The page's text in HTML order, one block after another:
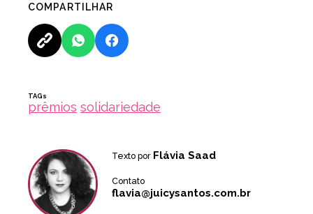
COMPARTILHAR
TAGs
prêmios solidariedade
Texto por Flávia Saad
Contato
flavia@juicysantos.com.br